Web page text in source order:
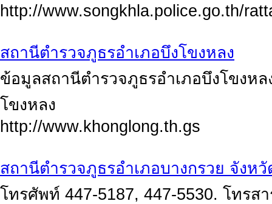
http://www.songkhla.police.go.th/
สถานีตำรวจภูธรอำเภอบึงโขงหลง
ข้อมูลสถานีตำรวจภูธรอำเภอบึงโขงห
โขงหลง
http://www.khonglong.th.gs
สถานีตำรวจภูธรอำเภอบางกรวย จังห
โทรศัพท์ 447-5187, 447-5530. โทรส